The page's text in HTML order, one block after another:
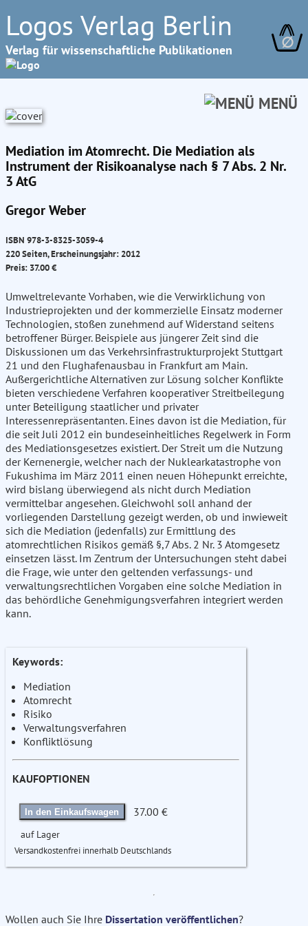
Logos Verlag Berlin
Verlag für wissenschaftliche Publikationen ∅
MENÜ
Mediation im Atomrecht. Die Mediation als
Instrument der Risikoanalyse nach § 7 Abs. 2 Nr.
3 AtG
Gregor Weber
ISBN 978-3-8325-3059-4
220 Seiten, Erscheinungsjahr: 2012
Preis: 37.00 €
Umweltrelevante Vorhaben, wie die Verwirklichung von
Industrieprojekten und der kommerzielle Einsatz moderner
Technologien, stoßen zunehmend auf Widerstand seitens
betroffener Bürger. Beispiele aus jüngerer Zeit sind die
Diskussionen um das Verkehrsinfrastrukturprojekt Stuttgart
21 und den Flughafenausbau in Frankfurt am Main.
Außergerichtliche Alternativen zur Lösung solcher Konflikte
bieten verschiedene Verfahren kooperativer Streitbeilegung
unter Beteiligung staatlicher und privater
Interessenrepräsentanten. Eines davon ist die Mediation, für
die seit Juli 2012 ein bundeseinheitliches Regelwerk in Form
des Mediationsgesetzes existiert. Der Streit um die Nutzung
der Kernenergie, welcher nach der Nuklearkatastrophe von
Fukushima im März 2011 einen neuen Höhepunkt erreichte,
wird bislang überwiegend als nicht durch Mediation
vermittelbar angesehen. Gleichwohl soll anhand der
vorliegenden Darstellung gezeigt werden, ob und inwieweit
sich die Mediation (jedenfalls) zur Ermittlung des
atomrechtlichen Risikos gemäß §,7 Abs. 2 Nr. 3 Atomgesetz
einsetzen lässt. Im Zentrum der Untersuchungen steht dabei
die Frage, wie unter den geltenden verfassungs- und
verwaltungsrechtlichen Vorgaben eine solche Mediation in
das behördliche Genehmigungsverfahren integriert werden
kann.
Keywords:
Mediation
Atomrecht
Risiko
Verwaltungsverfahren
Konfliktlösung
KAUFOPTIONEN
In den Einkaufswagen 37.00 €
auf Lager
Versandkostenfrei innerhalb Deutschlands
Wollen auch Sie Ihre Dissertation veröffentlichen?